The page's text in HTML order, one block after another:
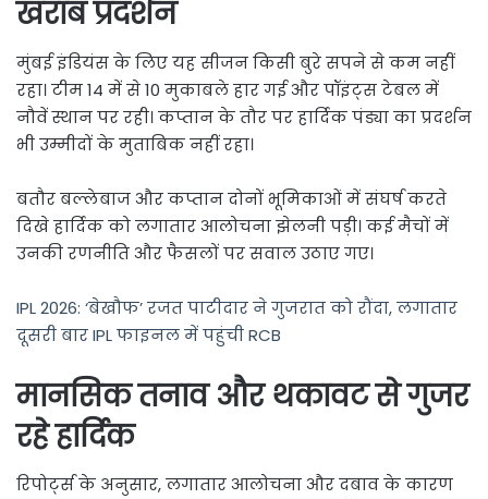
खराब प्रदर्शन
मुंबई इंडियंस के लिए यह सीजन किसी बुरे सपने से कम नहीं
रहा। टीम 14 में से 10 मुकाबले हार गई और पॉइंट्स टेबल में
नौवें स्थान पर रही। कप्तान के तौर पर हार्दिक पंड्या का प्रदर्शन
भी उम्मीदों के मुताबिक नहीं रहा।
बतौर बल्लेबाज और कप्तान दोनों भूमिकाओं में संघर्ष करते
दिखे हार्दिक को लगातार आलोचना झेलनी पड़ी। कई मैचों में
उनकी रणनीति और फैसलों पर सवाल उठाए गए।
IPL 2026: ‘बेखौफ’ रजत पाटीदार ने गुजरात को रौंदा, लगातार
दूसरी बार IPL फाइनल में पहुंची RCB
मानसिक तनाव और थकावट से गुजर
रहे हार्दिक
रिपोर्ट्स के अनुसार, लगातार आलोचना और दबाव के कारण